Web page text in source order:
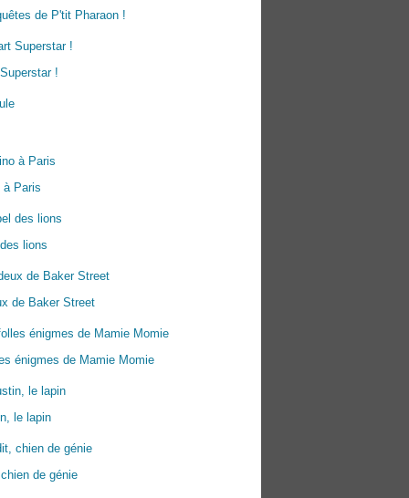
de P'tit Pharaon !
!
à Paris
lions
de Baker Street
énigmes de Mamie Momie
le lapin
de génie